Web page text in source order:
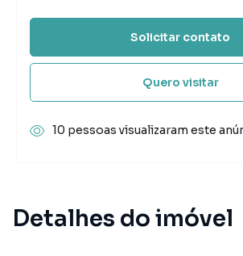
Detalhes do imóvel
Solicitar contato
Quero visitar
10 pessoas visualizaram este